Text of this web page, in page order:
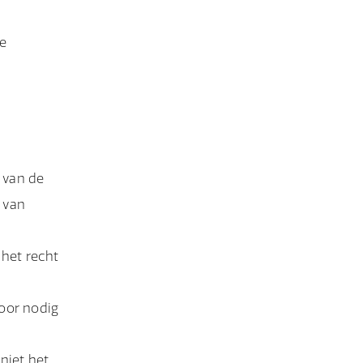
de
recht
nodig
het